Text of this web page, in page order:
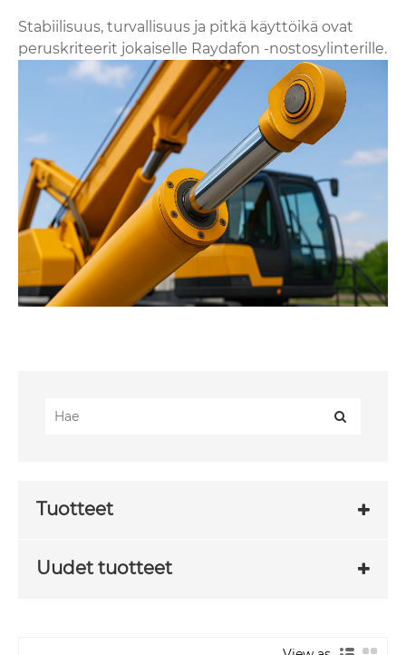
Stabiilisuus, turvallisuus ja pitkä käyttöikä ovat
peruskriteerit jokaiselle Raydafon -nostosylinterille.
Tuotteet
Uudet tuotteet